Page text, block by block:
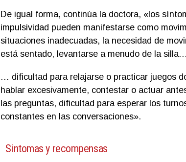
De igual forma, continúa la doctora, «los
impulsividad pueden manifestarse como
situaciones inadecuadas, la necesidad de
está sentado, levantarse a menudo de la silla…
… dificultad para relajarse o practicar juegos
hablar excesivamente, contestar o actuar
las preguntas, dificultad para esperar los
constantes en las conversaciones».
Sintomas y recompensas